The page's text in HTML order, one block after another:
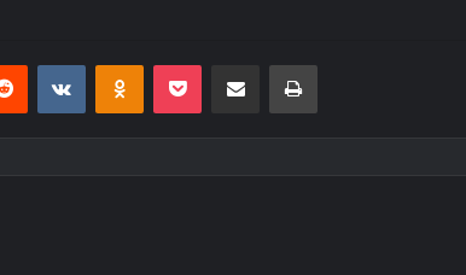
Reddit VKontakteOdnoklassniki
Pocket E-Posta ile paylaş Yazdır